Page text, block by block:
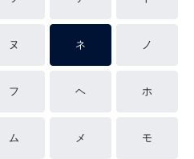
ヌ ネ ノ
フ ヘ ホ
ム メ モ